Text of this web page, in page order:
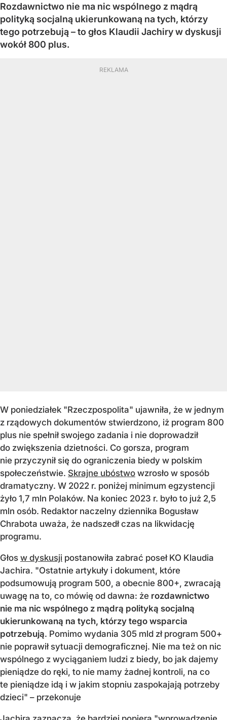
Rozdawnictwo nie ma nic wspólnego z mądrą
polityką socjalną ukierunkowaną na tych, którzy
tego potrzebują – to głos Klaudii Jachiry w dyskusji
wokół 800 plus.
W poniedziałek "Rzeczpospolita" ujawniła, że w jednym
z rządowych dokumentów stwierdzono, iż program 800
plus nie spełnił swojego zadania i nie doprowadził
do zwiększenia dzietności. Co gorsza, program
nie przyczynił się do ograniczenia biedy w polskim
społeczeństwie. Skrajne ubóstwo wzrosło w sposób
dramatyczny. W 2022 r. poniżej minimum egzystencji
żyło 1,7 mln Polaków. Na koniec 2023 r. było to już 2,5
mln osób. Redaktor naczelny dziennika Bogusław
Chrabota uważa, że nadszedł czas na likwidację
programu.
Głos w dyskusji postanowiła zabrać poseł KO Klaudia
Jachira. "Ostatnie artykuły i dokument, które
podsumowują program 500, a obecnie 800+, zwracają
uwagę na to, co mówię od dawna: że rozdawnictwo
nie ma nic wspólnego z mądrą polityką socjalną
ukierunkowaną na tych, którzy tego wsparcia
potrzebują. Pomimo wydania 305 mld zł program 500+
nie poprawił sytuacji demograficznej. Nie ma też on nic
wspólnego z wyciąganiem ludzi z biedy, bo jak dajemy
pieniądze do ręki, to nie mamy żadnej kontroli, na co
te pieniądze idą i w jakim stopniu zaspokajają potrzeby
dzieci" – przekonuje